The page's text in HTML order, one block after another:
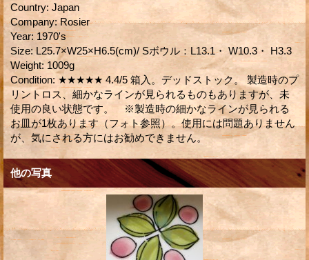
Country: Japan
Company: Rosier
Year: 1970's
Size: L25.7×W25×H6.5(cm)/ Sボウル：L13.1・ W10.3・ H3.3
Weight: 1009g
Condition: ★★★★★ 4.4/5 箱入。デッドストック。 製造時のプ
リントロス、細かなラインが見られるものもありますが、未
使用の良い状態です。 ※製造時の細かなラインが見られる
お皿が1枚あります（フォト参照）。使用には問題ありません
が、気にされる方にはお勧めできません。
他の写真